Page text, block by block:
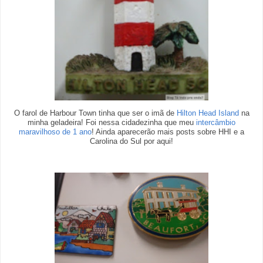
O farol de Harbour Town tinha que ser o imã de Hilton Head Island na
minha geladeira! Foi nessa cidadezinha que meu intercâmbio
maravilhoso de 1 ano! Ainda aparecerão mais posts sobre HHI e a
Carolina do Sul por aqui!